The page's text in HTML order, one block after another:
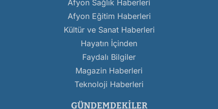
Afyon Sağlık Haberleri
Afyon Eğitim Haberleri
Kültür ve Sanat Haberleri
Hayatın İçinden
Faydalı Bilgiler
Magazin Haberleri
Teknoloji Haberleri
GÜNDEMDEKILER